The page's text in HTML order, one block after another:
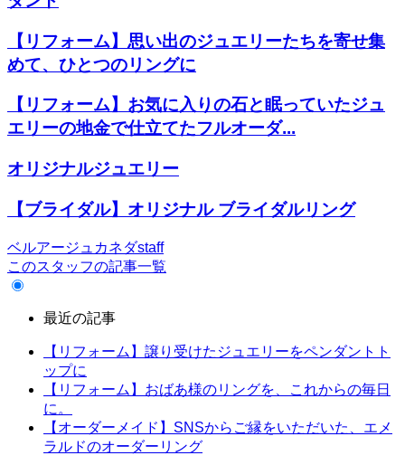
【リフォーム】思い出のジュエリーたちを寄せ集
めて、ひとつのリングに
【リフォーム】お気に入りの石と眠っていたジュ
エリーの地金で仕立てたフルオーダ...
オリジナルジュエリー
【ブライダル】オリジナル ブライダルリング
ベルアージュカネダstaff
このスタッフの記事一覧
最近の記事
【リフォーム】譲り受けたジュエリーをペンダントト
ップに
【リフォーム】おばあ様のリングを、これからの毎日
に。
【オーダーメイド】SNSからご縁をいただいた、エメ
ラルドのオーダーリング